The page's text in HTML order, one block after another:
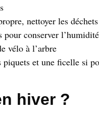
nettoyer les
conserver l’humidité
vélo à l’arbre
piquets et une ficelle si
hiver ?